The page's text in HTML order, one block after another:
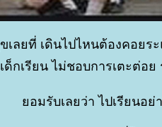
เลยที่ เดินไปไหนต้องคอยร
เด็กเรียน ไม่ชอบการเตะ
อมรับเลยว่า ไปเรียนอย่